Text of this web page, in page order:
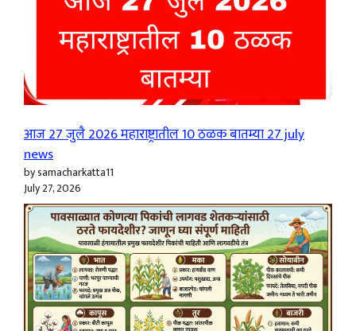
आज 27 जुलै 2026 महाराष्ट्रातील 10 ठळक बातम्या 27 july
news
by samacharkatta11
July 27, 2026